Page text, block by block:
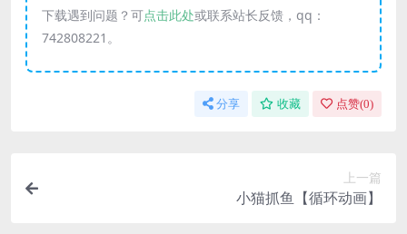
下载遇到问题？可点击此处或联系站长反馈，qq：
742808221。
分享 收藏 点赞(0)
上一篇
小猫抓鱼【循环动画】